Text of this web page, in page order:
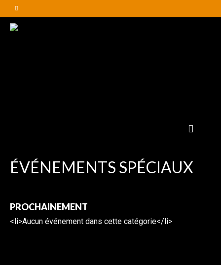
ÉVÉNEMENTS SPÉCIAUX
PROCHAINEMENT
<li>Aucun événement dans cette catégorie</li>